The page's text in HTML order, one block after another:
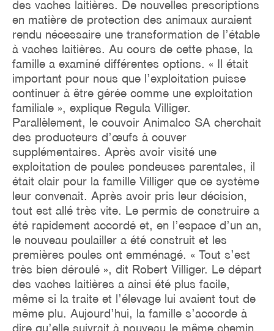
des vaches laitières. De nouvelles prescriptions
en matière de protection des animaux auraient
rendu nécessaire une transformation de l’étable
à vaches laitières. Au cours de cette phase, la
famille a examiné différentes options. « Il était
important pour nous que l’exploitation puisse
continuer à être gérée comme une exploitation
familiale », explique Regula Villiger.
Parallèlement, le couvoir Animalco SA cherchait
des producteurs d’œufs à couver
supplémentaires. Après avoir visité une
exploitation de poules pondeuses parentales, il
était clair pour la famille Villiger que ce système
leur convenait. Après avoir pris leur décision,
tout est allé très vite. Le permis de construire a
été rapidement accordé et, en l’espace d’un an,
le nouveau poulailler a été construit et les
premières poules ont emménagé. « Tout s’est
très bien déroulé », dit Robert Villiger. Le départ
des vaches laitières a ainsi été plus facile,
même si la traite et l’élevage lui avaient tout de
même plu. Aujourd’hui, la famille s’accorde à
dire qu’elle suivrait à nouveau le même chemin.